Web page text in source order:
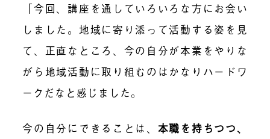
「今回、講座を通していろいろな方にお会い
しました。地域に寄り添って活動する姿を見
て、正直なところ、今の自分が本業をやりな
がら地域活動に取り組むのはかなりハードワ
ークだなと感じました。
今の自分にできることは、 本職を持ちつつ、